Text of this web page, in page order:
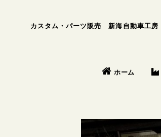
カスタム・パーツ販売 新海自動車工房
ホーム